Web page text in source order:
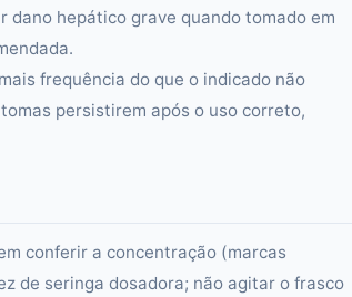
dano hepático grave quando tomado em
frequência do que o indicado não
persistirem após o uso correto,
conferir a concentração (marcas
de seringa dosadora; não agitar o frasco